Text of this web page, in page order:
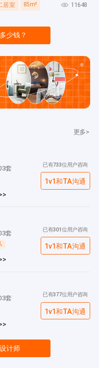
居室 85m² 11648
少钱？
更多>
套 已有733位用户咨询
1v1和TA沟通
套 已有301位用户咨询
1v1和TA沟通
套 已有377位用户咨询
1v1和TA沟通
计师